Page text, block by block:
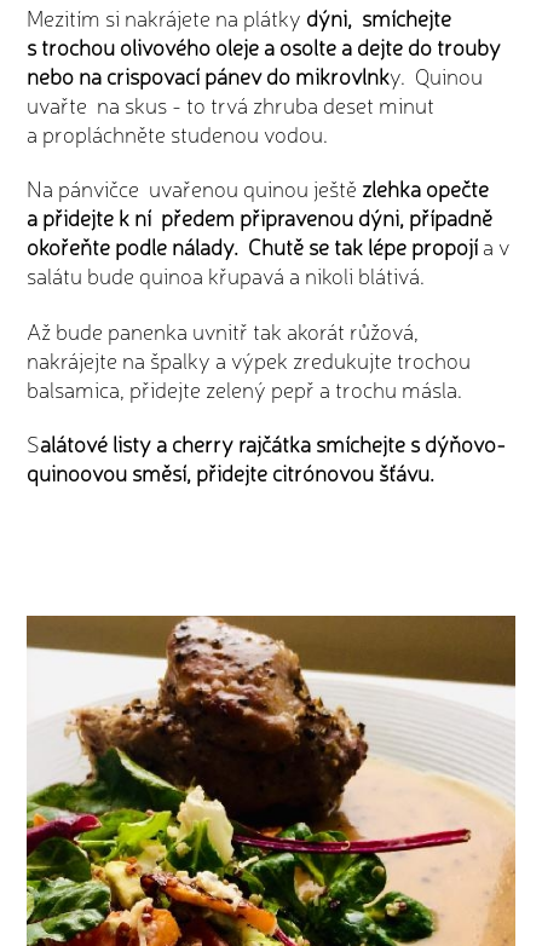
Mezitím si nakrájete na plátky dýni, smíchejte
s trochou olivového oleje a osolte a dejte do trouby
nebo na crispovací pánev do mikrovlnky. Quinou
uvařte na skus - to trvá zhruba deset minut
a propláchněte studenou vodou.
Na pánvičce uvařenou quinou ještě zlehka opečte
a přidejte k ní předem připravenou dýni, případně
okořeňte podle nálady. Chutě se tak lépe propojí a v
salátu bude quinoa křupavá a nikoli blátivá.
Až bude panenka uvnitř tak akorát růžová,
nakrájejte na špalky a výpek zredukujte trochou
balsamica, přidejte zelený pepř a trochu másla.
Salátové listy a cherry rajčátka smíchejte s dýňovo-
quinoovou směsí, přidejte citrónovou šťávu.